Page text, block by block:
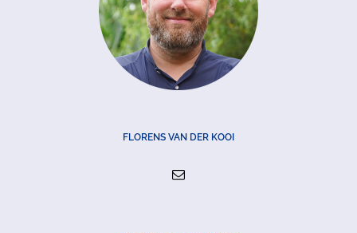
FLORENS VAN DER KOOI